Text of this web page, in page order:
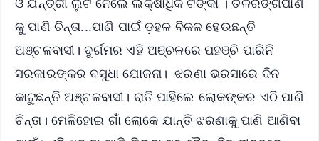
କୁ ପାଣି ଚିନ୍ତା...ପାଣି ପାଇଁ ଡ଼ହଳ ବିକଳ ହେଉଛନ୍ତି
ଅଞ୍ଚଳବାସୀ। ଦୁର୍ଗମର ଏହି ଅଞ୍ଚଳରେ ପହଞ୍ଚି ପାରିନି
ସରକାରଙ୍କର ବସୁଧା ଯୋଜନା। ଝରଣା ଭରସାରେ ଦିନ
କାଟୁଛନ୍ତି ଅଞ୍ଚଳବାସୀ। ରାତି ପାହିଲେ ଲୋକଙ୍କର ଏଠି ପାଣି
ଚିନ୍ତା। ମେଳିହୋଇ ଗାଁ ଲୋକେ ଯାନ୍ତି ଝରଣାକୁ ପାଣି ଆଣିବା